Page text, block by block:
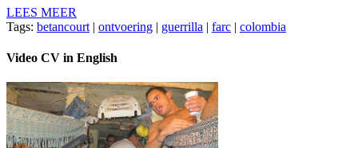
LEES MEER
Tags: betancourt | ontvoering | guerrilla | farc | colombia
Video CV in English